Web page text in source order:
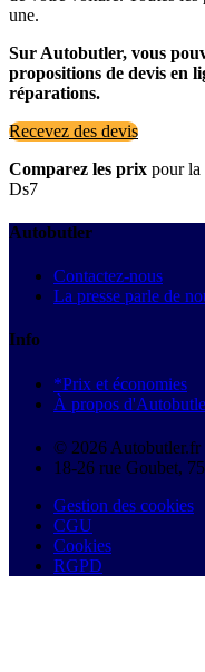
une.
Sur Autobutler, vous
propositions de devis en
réparations.
Recevez des devis
Comparez les prix pour la
Ds7
Autobutler
Contactez-nous
La presse parle de
Info
*Prix et économies
À propos
© 2026 Autobutler.fr
18-26 rue Goubet,
Gestion des cookies
CGU
Cookies
RGPD